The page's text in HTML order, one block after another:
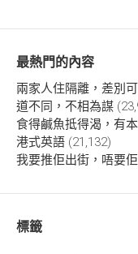
最熱門的內容
兩家人住隔離，差別
道不同，不相為謀
食得鹹魚抵得渴，有
港式英語 (21,132)
我要推佢出街，唔要
標籤